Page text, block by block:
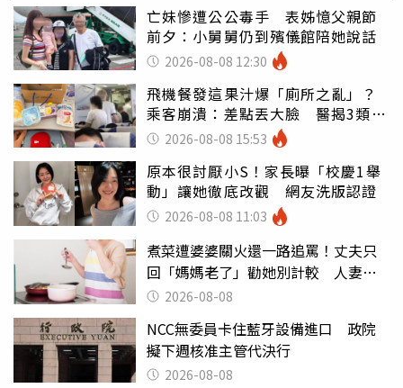
亡妹慘遭公公毒手 表姊憶父親節
前夕：小舅舅仍到殯儀館陪她說話
2026-08-08 12:30
飛機餐發這果汁爆「廁所之亂」？
乘客崩潰：差點丟大臉 醫揭3類人
別亂喝
2026-08-08 15:53
原本很討厭小S！家長曝「校慶1舉
動」讓她徹底改觀 網友洗版認證
2026-08-08 11:03
煮菜遭婆婆關火還一路追罵！丈夫只
回「媽媽老了」勸她別計較 人妻超
崩潰：我像台傭
2026-08-08
NCC無委員卡住藍牙設備進口 政院
擬下週核准主管代決行
2026-08-08